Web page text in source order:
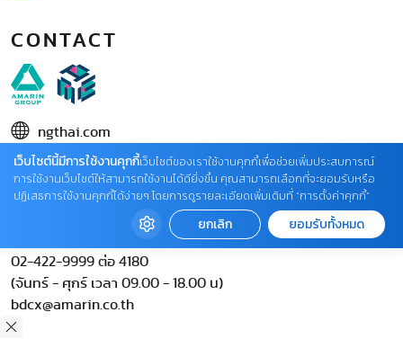
CONTACT
ngthai.com
บริษัท เอเอ็มอี อิมเมจิเนทีฟ จำกัด
ในเครือ บริษัท อมรินทร์ คอร์เปอเรชั่นส์ จำกัด (มหาชน)
02 422 9999 ต่อ 4220
ติดต่อแจ้งปัญหาหรือร้องเรียน
02-422-9999 ต่อ 4180
(จันทร์ - ศุกร์ เวลา 09.00 - 18.00 น)
bdcx@amarin.co.th
เว็บไซต์นี้มีการใช้งานคุกกี้เว็บไซต์ของเราใช้งานคุกกี้เพื่อช่วยเพิ่มประสบการณ์
การใช้งานเว็บไซต์ให้สามารถใช้งานได้ดียิ่งขึ้น คุณสามารถเลือกที่จะยอมรับหรือ
ปฏิเสธการใช้งานคุกกี้ได้ง่ายๆ โดยการดูรายละเอียดเพิ่มเติมที่ “การตั้งค่าคุกกี้”
ยกเลิก ยอมรับทั้งหมด